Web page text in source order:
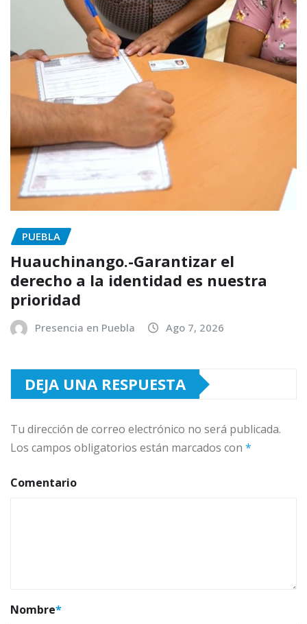
PUEBLA
Huauchinango.-Garantizar el
derecho a la identidad es nuestra
prioridad
Presencia en Puebla Ago 7, 2026
DEJA UNA RESPUESTA
Tu dirección de correo electrónico no será publicada.
Los campos obligatorios están marcados con *
Comentario
Nombre*